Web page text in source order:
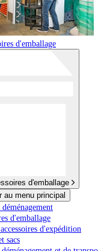
d'emballage
d'emballage
au menu principal
d'emballage
d'expédition
sacs